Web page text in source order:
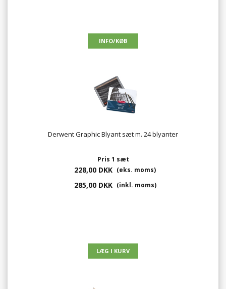
Derwent Graphic Blyant sæt m. 24 blyanter
Pris 1 sæt
228,00 DKK (eks. moms)
285,00 DKK (inkl. moms)